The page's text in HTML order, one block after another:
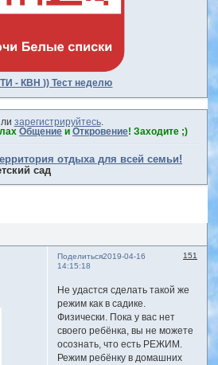
- КВН )) Тест неделю
зарегистрируйтесь.
Общениеи Откровение! Заходите ;)
отдыха для всей семьи!
сад
Поделиться 151
2019-04-16
14:15:18
Не удастся сделать такой же
режим как в садике.
Физически. Пока у вас нет
своего ребёнка, вы не можете
осознать, что есть РЕЖИМ.
Режим ребёнку в домашних